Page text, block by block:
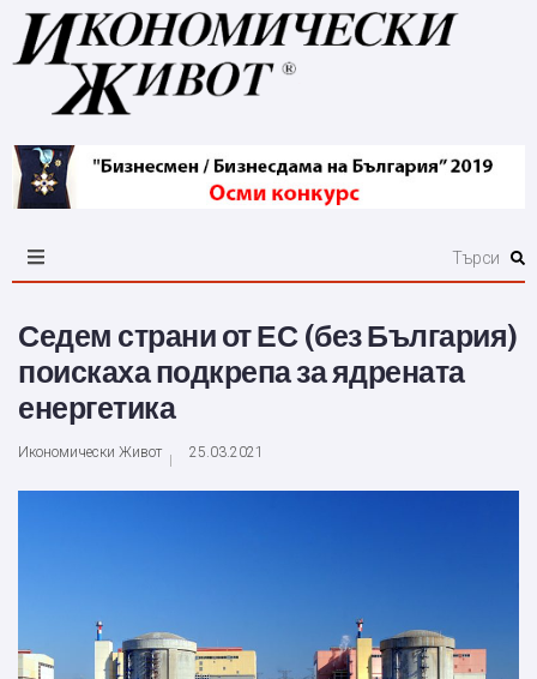
Седем страни от ЕС (без България)
поискаха подкрепа за ядрената
енергетика
Икономически Живот 25.03.2021